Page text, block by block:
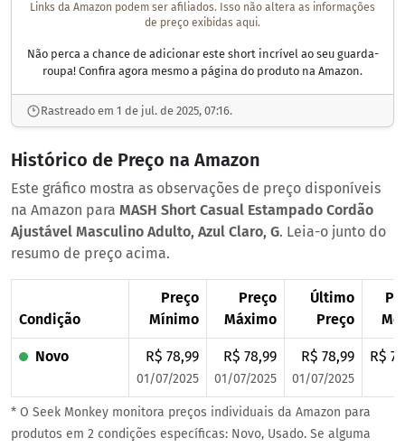
Links da Amazon podem ser afiliados. Isso não altera as informações
de preço exibidas aqui.
Não perca a chance de adicionar este short incrível ao seu guarda-
roupa! Confira agora mesmo a página do produto na Amazon.
Rastreado em 1 de jul. de 2025, 07:16.
Histórico de Preço na Amazon
Este gráfico mostra as observações de preço disponíveis
na Amazon para MASH Short Casual Estampado Cordão
Ajustável Masculino Adulto, Azul Claro, G. Leia-o junto do
resumo de preço acima.
Condição
Preço
Mínimo
Preço
Máximo
Último
Preço
Novo R$ 78,99
01/07/2025
R$ 78,99
01/07/2025
R$ 78,99
01/07/2025
R$
* O Seek Monkey monitora preços individuais da Amazon para
produtos em 2 condições específicas: Novo, Usado. Se alguma